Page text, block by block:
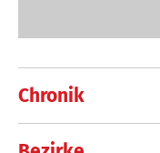
Chronik